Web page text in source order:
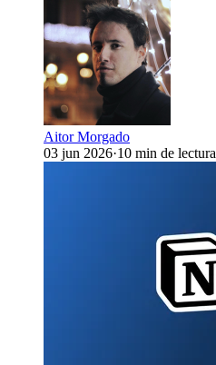
Aitor Morgado
03 jun 2026·10 min de lectura